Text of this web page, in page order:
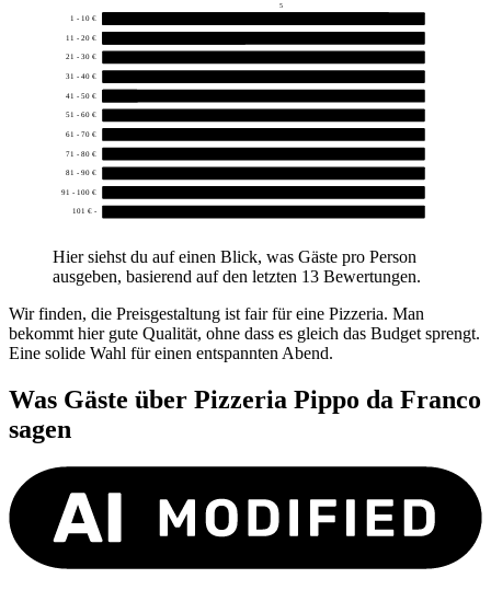
5
1 - 10 €
11 - 20 €
21 - 30 €
31 - 40 €
41 - 50 €
51 - 60 €
61 - 70 €
71 - 80 €
81 - 90 €
91 - 100 €
101 € -
Hier siehst du auf einen Blick, was Gäste pro Person
ausgeben, basierend auf den letzten 13 Bewertungen.
Wir finden, die Preisgestaltung ist fair für eine Pizzeria. Man
bekommt hier gute Qualität, ohne dass es gleich das Budget sprengt.
Eine solide Wahl für einen entspannten Abend.
Was Gäste über Pizzeria Pippo da Franco
sagen